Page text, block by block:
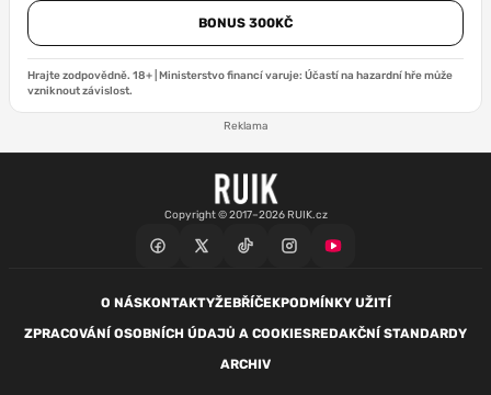
BONUS 300KČ
Hrajte zodpovědně. 18+ | Ministerstvo financí varuje: Účastí na hazardní hře může
vzniknout závislost.
Reklama
Copyright © 2017–2026 RUIK.cz
O NÁSKONTAKTYŽEBŘÍČEKPODMÍNKY UŽITÍ
ZPRACOVÁNÍ OSOBNÍCH ÚDAJŮ A COOKIESREDAKČNÍ STANDARDY
ARCHIV